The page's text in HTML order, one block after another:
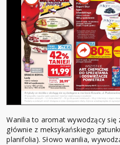
Wanilia to aromat wywodzący się
głównie z meksykańskiego
planifolia). Słowo wanilia,